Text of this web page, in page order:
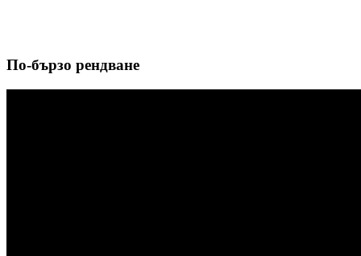
По-бързо рендване